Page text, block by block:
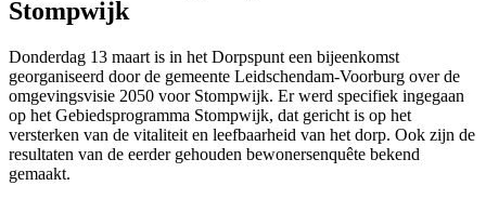
Stompwijk
Donderdag 13 maart is in het Dorpspunt een bijeenkomst
georganiseerd door de gemeente Leidschendam-Voorburg over de
omgevingsvisie 2050 voor Stompwijk. Er werd specifiek ingegaan
op het Gebiedsprogramma Stompwijk, dat gericht is op het
versterken van de vitaliteit en leefbaarheid van het dorp. Ook zijn de
resultaten van de eerder gehouden bewonersenquête bekend
gemaakt.